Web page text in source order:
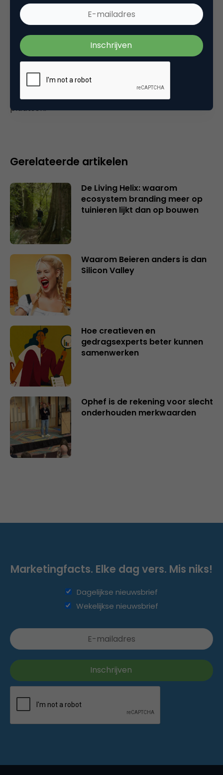
Tags
namarama show
Plaats reactie
plaatsen.
Gerelateerde artikelen
De Living Helix: waarom
ecosystem branding meer op
tuinieren lijkt dan op bouwen
Waarom Beieren anders is dan
Silicon Valley
Hoe creatieven en
gedragsexperts beter kunnen
samenwerken
Ophef is de rekening voor slecht
onderhouden merkwaarden
Marketingfacts. Elke dag vers. Mis niks!
Dagelijkse nieuwsbrief
Wekelijkse nieuwsbrief